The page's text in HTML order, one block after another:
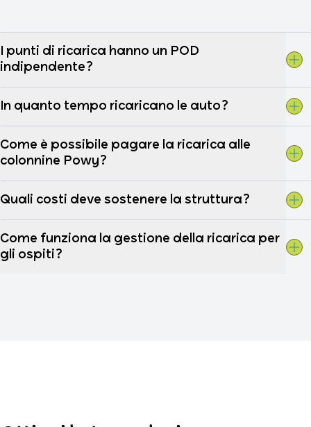
I punti di ricarica hanno un POD
indipendente?
In quanto tempo ricaricano le auto?
Come è possibile pagare la ricarica alle
colonnine Powy?
Quali costi deve sostenere la struttura?
Come funziona la gestione della ricarica per
gli ospiti?